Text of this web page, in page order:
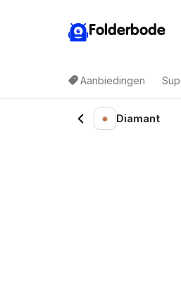
Folderbode
Aanbiedingen
Diamant